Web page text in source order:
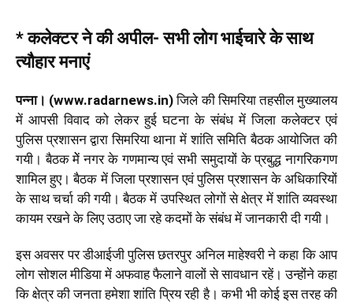
* कलेक्टर ने की अपील- सभी लोग भाईचारे के साथ
त्यौहार मनाएं
पन्ना। (www.radarnews.in)जिले की सिमरिया तहसील मुख्यालय
में आपसी विवाद को लेकर हुई घटना के संबंध में जिला कलेक्टर एवं
पुलिस प्रशासन द्वारा सिमरिया थाना में शांति समिति बैठक आयोजित की
गयी। बैठक मेें नगर के गणमान्य एवं सभी समुदायों के प्रबुद्ध नागरिकगण
शामिल हुए। बैठक में जिला प्रशासन एवं पुलिस प्रशासन के अधिकारियों
के साथ चर्चा की गयी। बैठक में उपस्थित लोगों से क्षेत्र में शांति व्यवस्था
कायम रखने के लिए उठाए जा रहे कदमों के संबंध में जानकारी दी गयी।
इस अवसर पर डीआईजी पुलिस छतरपुर अनिल माहेश्वरी ने कहा कि आप
लोग सोशल मीडिया में अफवाह फैलाने वालों से सावधान रहें। उन्होंने कहा
कि क्षेत्र की जनता हमेशा शांति प्रिय रही है। कभी भी कोई इस तरह की